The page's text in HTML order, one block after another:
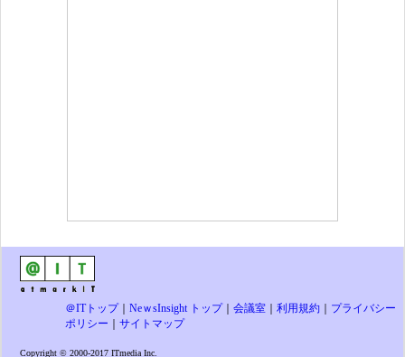
＠ITトップ｜ NeｗsInsight トップ｜ 会議室 利用規約
プライバシー
ポリシー
サイトマップ
Copyright © 2000-2017 ITmedia Inc.